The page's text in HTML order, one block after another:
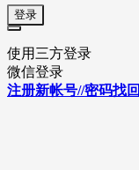
登录
使用三方登录
微信登录
注册新帐号//密码找回